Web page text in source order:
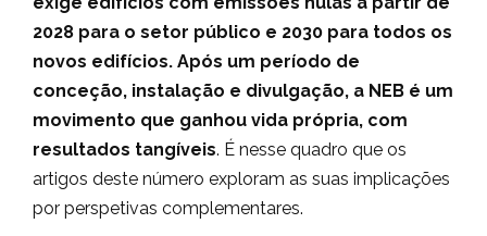
2028 para o setor público e 2030 para todos os
novos edifícios. Após um período de
conceção, instalação e divulgação, a NEB é um
movimento que ganhou vida própria, com
resultados tangíveis. É nesse quadro que os
artigos deste número exploram as suas implicações
por perspetivas complementares.